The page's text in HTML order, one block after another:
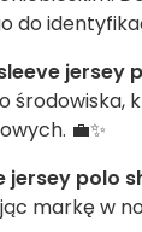
do
jersey
środowiska,
💼✨
jersey polo
markę w